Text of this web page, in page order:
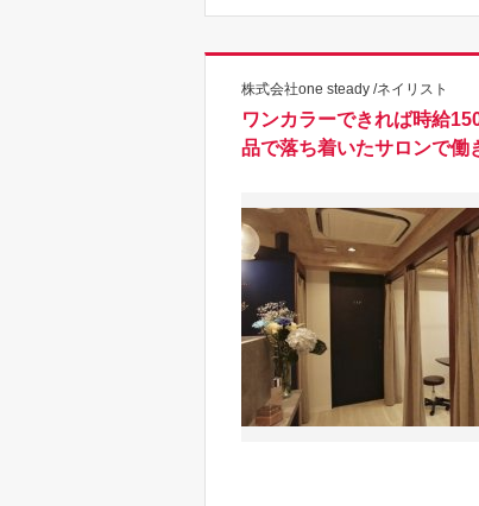
株式会社one steady /ネイリスト
ワンカラーできれば時給
品で落ち着いたサロンで働